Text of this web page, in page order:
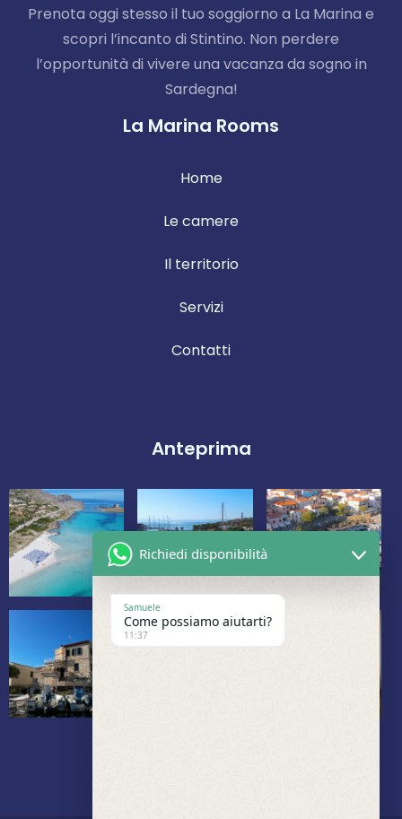
Prenota oggi stesso il tuo soggiorno a La Marina e
scopri l’incanto di Stintino. Non perdere
l’opportunità di vivere una vacanza da sogno in
Sardegna!
La Marina Rooms
Home
Le camere
Il territorio
Servizi
Contatti
Anteprima
1 0
Cerca
Richiedi disponibilità
Samuele
Come possiamo aiutarti?
11:37